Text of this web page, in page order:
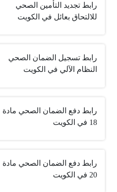
رابط تجديد التأمين الصحي
للالتحاق بعائل في الكويت
رابط تسجيل الضمان الصحي
النظام الآلي في الكويت
رابط دفع الضمان الصحي مادة
18 في الكويت
رابط دفع الضمان الصحي مادة
20 في الكويت